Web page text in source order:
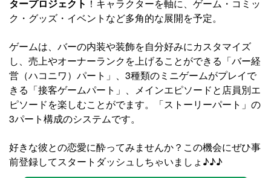
タープロジェクト ！キャラクターを軸に、ゲーム・コミッ
ク・グッズ・イベントなど多角的な展開を予定。
ゲームは、バーの内装や装飾を自分好みにカスタマイズ
し、売上やオーナーランクを上げることができる「バー経
営（ハコニワ）パート」、3種類のミニゲームがプレイで
きる「接客ゲームパート」、メインエピソードと店員別エ
ピソードを楽しむことがでます。「ストーリーパート」の
3パート構成のシステムです。
好きな彼との恋愛に酔ってみませんか？この機会にぜひ事
前登録してスタートダッシュしちゃいましょ♪♪♪